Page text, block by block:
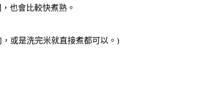
也會比較快煮熟。
或是洗完米就直接煮都可以。)